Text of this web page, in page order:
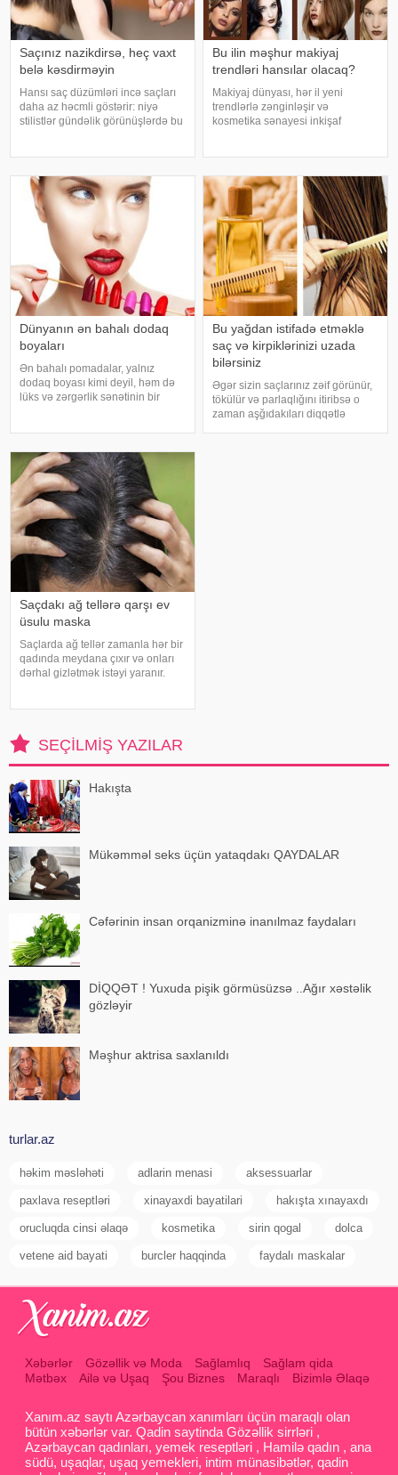
Saçınız nazikdirsə, heç vaxt
belə kəsdirməyin
Hansı saç düzümləri incə saçları
daha az həcmli göstərir: niyə
stilistlər gündəlik görünüşlərdə bu
hansı saç kəsimləri uyğu
Bu ilin məşhur makiyaj
trendləri hansılar olacaq?
Makiyaj dünyası, hər il yeni
trendlərlə zənginləşir və
kosmetika sənayesi inkişaf
gözəllik dünyasında gözlənilən ən
maraql
Dünyanın ən bahalı dodaq
boyaları
Ən bahalı pomadalar, yalnız
dodaq boyası kimi deyil, həm də
lüks və zərgərlik sənətinin bir
olunan nadir və qiymətli
materiallarl
Bu yağdan istifadə etməklə
saç və kirpiklərinizi uzada
bilərsiniz
Əgər sizin saçlarınız zəif görünür,
tökülür və parlaqlığını itiribsə o
zaman aşğıdakıları diqqətlə
Saçdakı ağ tellərə qarşı ev
üsulu maska
Saçlarda ağ tellər zamanla hər bir
qadında meydana çıxır və onları
dərhal gizlətmək istəyi yaranır.
SEÇILMIŞ YAZILAR
Hakışta
Mükəmməl seks üçün yataqdakı QAYDALAR
Cəfərinin insan orqanizminə inanılmaz faydaları
DİQQƏT ! Yuxuda pişik görmüsüzsə ..Ağır xəstəlik
gözləyir
Məşhur aktrisa saxlanıldı
turlar.az
həkim məsləhəti adlarin menasi aksessuarlar
paxlava reseptləri xinayaxdi bayatilari hakışta xınayaxdı
orucluqda cinsi əlaqə kosmetika sirin qogal dolca
vetene aid bayati burcler haqqinda faydalı maskalar
Xəbərlər Gözəllik və Moda Sağlamlıq
Sağlam qida
Mətbəx
Ailə və Uşaq Şou Biznes Maraqlı Bizimlə Əlaqə
Xanım.az saytı Azərbaycan xanımları üçün maraqlı olan
bütün xəbərlər var. Qadin saytinda Gözəllik sirrləri ,
Azərbaycan qadınları, yemek reseptləri , Hamilə qadın , ana
südü, uşaqlar, uşaq yemekleri, intim münasibətlər, qadin